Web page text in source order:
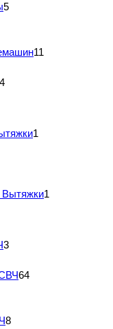
5
11
4
1
Вытяжки1
3
64
8